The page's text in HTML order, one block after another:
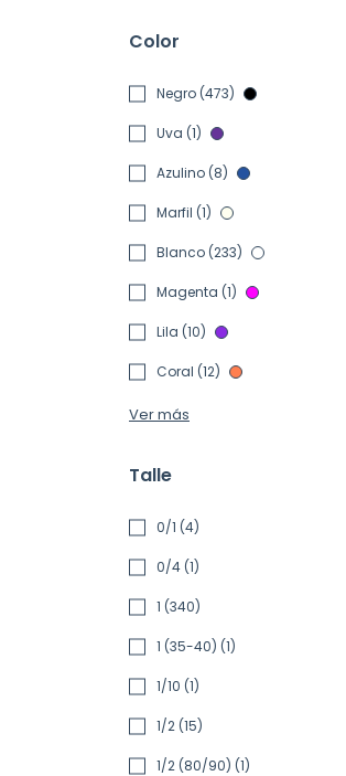
Color
Negro (473)
Uva (1)
Azulino (8)
Marfil (1)
Blanco (233)
Magenta (1)
Lila (10)
Coral (12)
Ver más
Talle
0/1 (4)
0/4 (1)
1 (340)
1 (35-40) (1)
1/10 (1)
1/2 (15)
1/2 (80/90) (1)